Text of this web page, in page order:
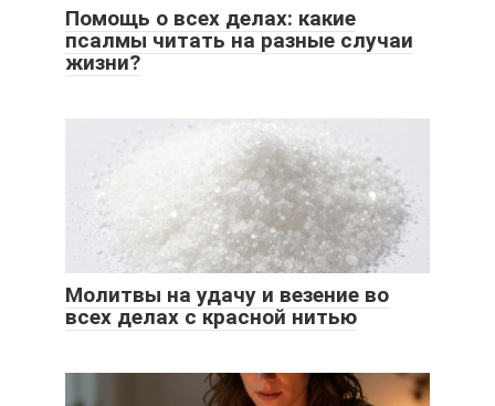
Помощь о всех делах: какие
псалмы читать на разные случаи
жизни?
Молитвы на удачу и везение во
всех делах с красной нитью